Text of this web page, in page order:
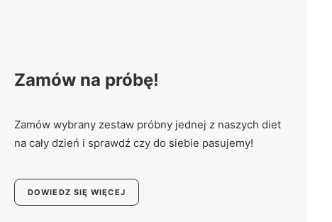
Zamów na próbę!
Zamów wybrany zestaw próbny jednej z naszych diet
na cały dzień i sprawdź czy do siebie pasujemy!
DOWIEDZ SIĘ WIĘCEJ